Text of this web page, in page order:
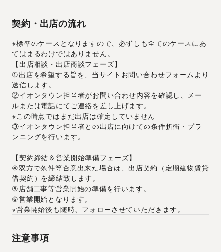
契約・出店の流れ
※標準のケースとなりますので、必ずしも全てのケースにあ
てはまるわけではありません。
【出店相談・出店商談フェーズ】
①出店を希望する旨を、当サイトお問い合わせフォームより
送信します。
②イオンタウン担当者がお問い合わせ内容を確認し、メー
ルまたは電話にてご連絡を差し上げます。
※この時点ではまだ出店は確定していません
③イオンタウン担当者との出店に向けての条件折衝・プラ
ンニングを行います。
【契約締結＆営業開始準備フェーズ】
④双方で条件等合意出来た場合は、出店契約（定期建物賃貸
借契約）を締結致します。
⑤店舗工事等営業開始の準備を行います。
⑥営業開始となります。
※営業開始後も随時、フォローさせていただきます。
注意事項